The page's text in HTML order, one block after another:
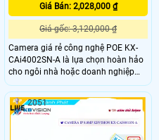
Giá Bán: 2,028,000 ₫
Giá gốc: 3,120,000 ₫
Camera giá rẻ công nghệ POE KX-
CAi4002SN-A là lựa chọn hoàn hảo
cho ngôi nhà hoặc doanh nghiệp
của bạn với khả năng thu âm rõ
ràng chức năng phân biệt người và
xe cộ Camera Kbvision KX-
CAi4002SN-A 4.0MP đảm bảo an
toàn và an ninh tối đa công nghệ
2051